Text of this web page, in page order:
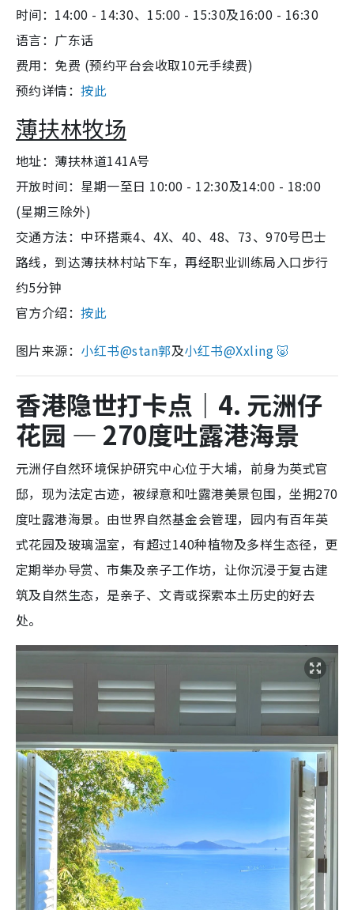
时间：14:00 - 14:30、15:00 - 15:30及16:00 - 16:30
语言：广东话
费用：免费 (预约平台会收取10元手续费)
预约详情：按此
薄扶林牧场
地址：薄扶林道141A号
开放时间：星期一至日 10:00 - 12:30及14:00 - 18:00
(星期三除外)
交通方法：中环搭乘4、4X、40、48、73、970号巴士
路线，到达薄扶林村站下车，再经职业训练局入口步行
约5分钟
官方介绍：按此
图片来源： 小红书@stan郭及小红书@Xxling 🐷
香港隐世打卡点｜4. 元洲仔
花园 — 270度吐露港海景
元洲仔自然环境保护研究中心位于大埔，前身为英式官
邸，现为法定古迹，被绿意和吐露港美景包围，坐拥270
度吐露港海景。由世界自然基金会管理，园内有百年英
式花园及玻璃温室，有超过140种植物及多样生态径，更
定期举办导赏、市集及亲子工作坊，让你沉浸于复古建
筑及自然生态，是亲子、文青或探索本土历史的好去
处。